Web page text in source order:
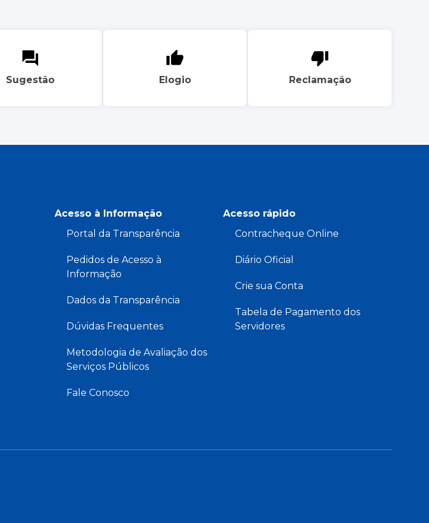
Sugestão Elogio Reclamação
Acesso à Informação
Portal da Transparência
Pedidos de Acesso à
Informação
Dados da Transparência
Dúvidas Frequentes
Metodologia de Avaliação dos
Serviços Públicos
Fale Conosco
Acesso rápido
Contracheque Online
Diário Oficial
Crie sua Conta
Tabela de Pagamento dos
Servidores